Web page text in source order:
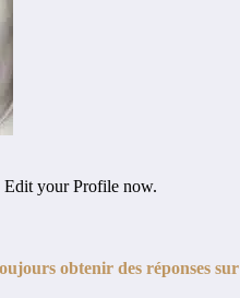
Edit your Profile now.
obtenir des réponses sur